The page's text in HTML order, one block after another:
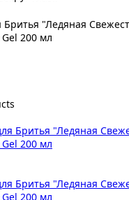
Бритья "Ледяная
200 мл